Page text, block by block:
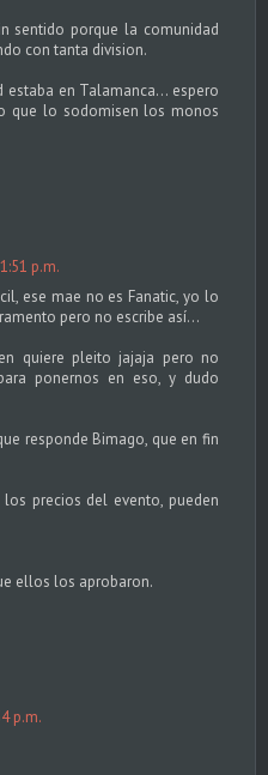
sentido porque la comunidad
con tanta division.
estaba en Talamanca... espero
que lo sodomisen los monos
p.m.
ese mae no es Fanatic, yo lo
pero no escribe así...
quiere pleito jajaja pero no
ponernos en eso, y dudo
responde Bimago, que en fin
precios del evento, pueden
ellos los aprobaron.
p.m.